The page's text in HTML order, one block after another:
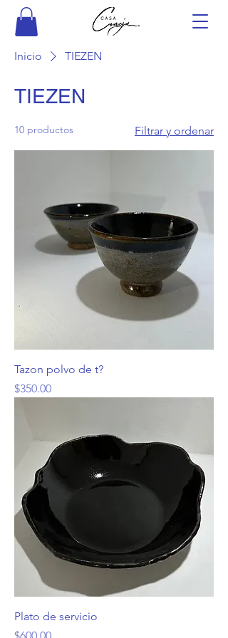
Inicio TIEZEN
TIEZEN
10 productos Filtrar y ordenar
Tazon polvo de t?
Precio
$350.00
Plato de servicio
Precio
$600.00